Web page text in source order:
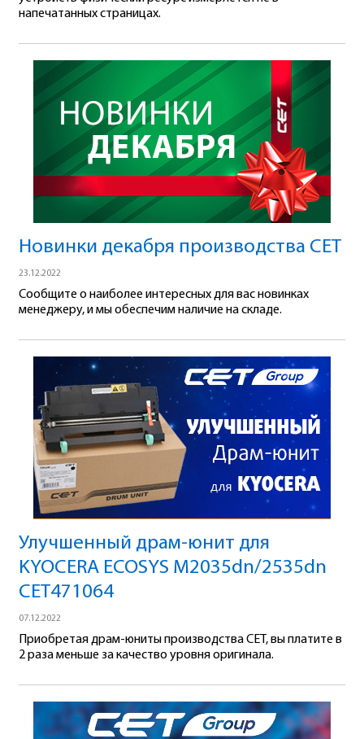
напечатанных страницах.
Новинки декабря производства СЕТ
23.12.2022
Сообщите о наиболее интересных для вас новинках
менеджеру, и мы обеспечим наличие на складе.
Улучшенный драм-юнит для
KYOCERA ECOSYS M2035dn/2535dn
CET471064
07.12.2022
Приобретая драм-юниты производства СЕТ, вы платите в
2 раза меньше за качество уровня оригинала.